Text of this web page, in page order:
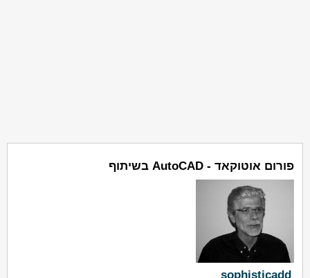
פורום אוטוקאד - AutoCAD בשיתוף
sophisticadd